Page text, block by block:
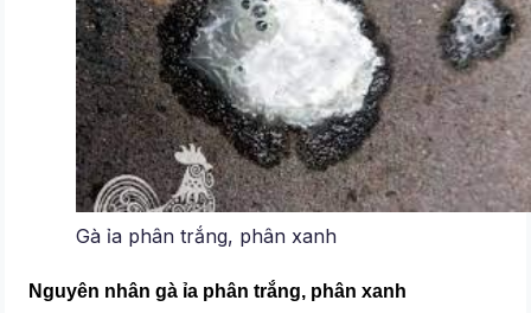
Gà ỉa phân trắng, phân xanh
Nguyên nhân gà ỉa phân trắng, phân xanh